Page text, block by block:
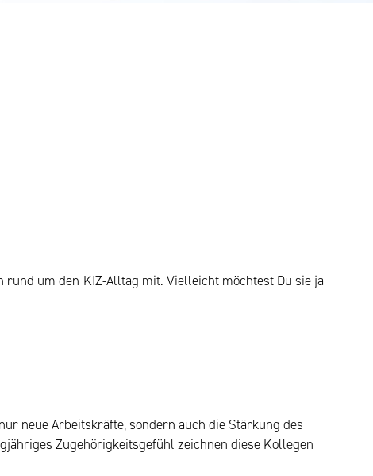
um den KIZ-Alltag mit. Vielleicht möchtest Du sie ja
neue Arbeitskräfte, sondern auch die Stärkung des
Zugehörigkeitsgefühl zeichnen diese Kollegen